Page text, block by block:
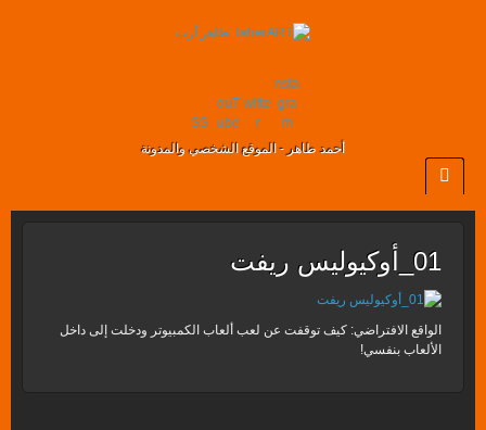
nsta
gra
m
witte
r
ouT
ube
SS
أحمد طاهر - الموقع الشخصي والمدونة
01_أوكيوليس ريفت
الواقع الافتراضي: كيف توقفت عن لعب ألعاب الكمبيوتر ودخلت إلى داخل
الألعاب بنفسي!